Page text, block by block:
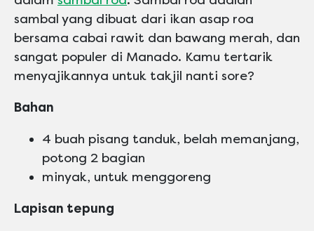
sambal yang dibuat dari ikan asap roa
bersama cabai rawit dan bawang merah, dan
sangat populer di Manado. Kamu tertarik
menyajikannya untuk takjil nanti sore?
Bahan
4 buah pisang tanduk, belah memanjang,
potong 2 bagian
minyak, untuk menggoreng
Lapisan tepung